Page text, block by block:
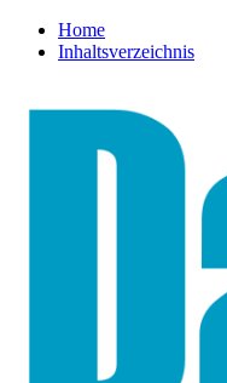
Home
Inhaltsverzeichnis